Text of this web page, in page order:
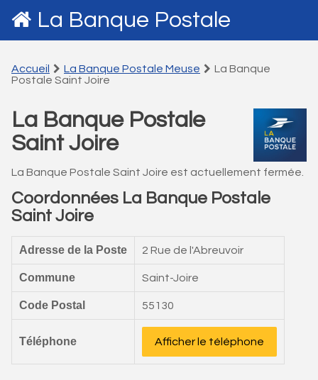
La Banque Postale
Accueil La Banque Postale Meuse
La Banque
Postale Saint Joire
La Banque Postale
Saint Joire
La Banque Postale Saint Joire est actuellement fermée.
Coordonnées La Banque Postale
Saint Joire
Adresse de la Poste 2 Rue de l'Abreuvoir
Commune Saint-Joire
Code Postal 55130
Téléphone Afficher le téléphone